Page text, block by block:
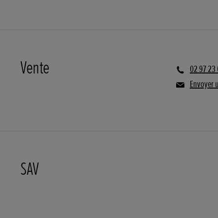
Vente
02 97 23
Envoyer
SAV